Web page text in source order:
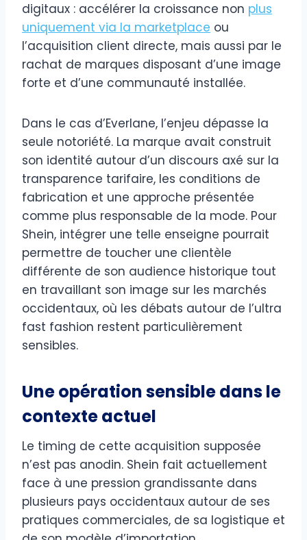
digitaux : accélérer la croissance non plus
uniquement via la marketplace ou
l’acquisition client directe, mais aussi par le
rachat de marques disposant d’une image
forte et d’une communauté installée.
Dans le cas d’Everlane, l’enjeu dépasse la
seule notoriété. La marque avait construit
son identité autour d’un discours axé sur la
transparence tarifaire, les conditions de
fabrication et une approche présentée
comme plus responsable de la mode. Pour
Shein, intégrer une telle enseigne pourrait
permettre de toucher une clientèle
différente de son audience historique tout
en travaillant son image sur les marchés
occidentaux, où les débats autour de l’ultra
fast fashion restent particulièrement
sensibles.
Une opération sensible dans le
contexte actuel
Le timing de cette acquisition supposée
n’est pas anodin. Shein fait actuellement
face à une pression grandissante dans
plusieurs pays occidentaux autour de ses
pratiques commerciales, de sa logistique et